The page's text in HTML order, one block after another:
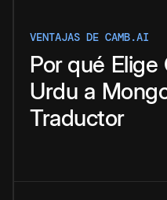
VENTAJAS DE CAMB.AI
Por qué Elige
Urdu a
Traductor